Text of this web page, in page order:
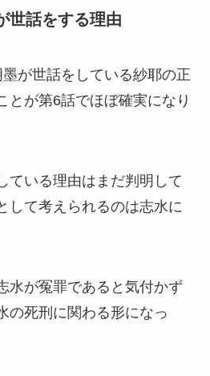
世話をする理由
が世話をしている紗耶の正
とが第6話でほぼ確実になり
ている理由はまだ判明して
して考えられるのは志水に
水が冤罪であると気付かず
の死刑に関わる形になっ